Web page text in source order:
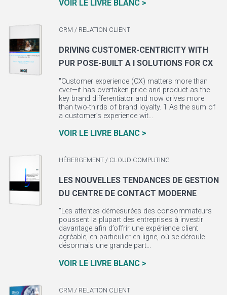
VOIR LE LIVRE BLANC >
CRM / RELATION CLIENT
DRIVING CUSTOMER-CENTRICITY WITH
PUR POSE-BUILT A I SOLUTIONS FOR CX
"Customer experience (CX) matters more than
ever—it has overtaken price and product as the
key brand differentiator and now drives more
than two-thirds of brand loyalty. 1 As the sum of
a customer’s experience wit...
VOIR LE LIVRE BLANC >
HÉBERGEMENT / CLOUD COMPUTING
LES NOUVELLES TENDANCES DE GESTION
DU CENTRE DE CONTACT MODERNE
"Les attentes démesurées des consommateurs
poussent la plupart des entreprises à investir
davantage afin d’offrir une expérience client
agréable, en particulier en ligne, où se déroule
désormais une grande part...
VOIR LE LIVRE BLANC >
CRM / RELATION CLIENT